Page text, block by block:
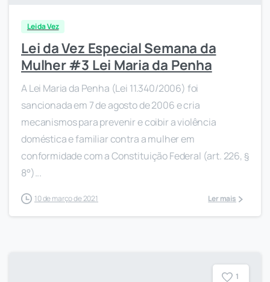
Lei da Vez
Lei da Vez Especial Semana da
Mulher #3 Lei Maria da Penha
A Lei Maria da Penha (Lei 11.340/2006) foi
sancionada em 7 de agosto de 2006 e cria
mecanismos para prevenir e coibir a violência
doméstica e familiar contra a mulher em
conformidade com a Constituição Federal (art. 226, §
8°)...
10 de março de 2021 Ler mais
1